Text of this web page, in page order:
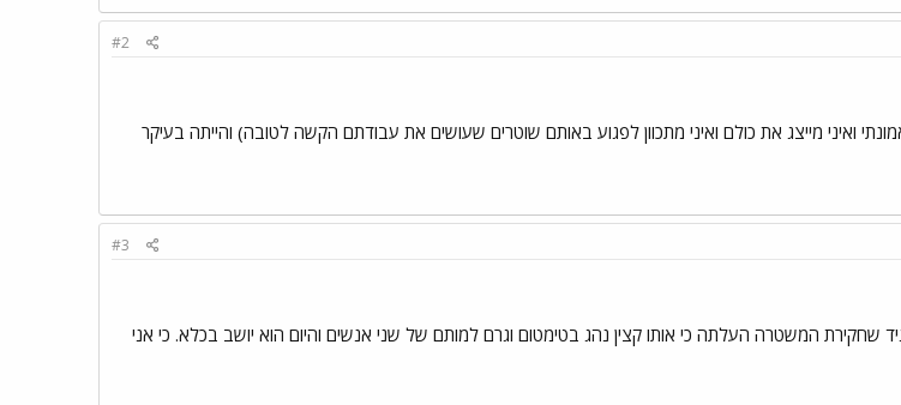
#2
לא הייתה כשרה ב100% (וזו דעתי ואמונתי ואיני מייצג את כולם ואיני מתכוון לפגוע באותם שוטרים שעושים את עבודתם הקשה לטובה) והייתה בעיקר
#3
שחקירת המשטרה העלתה כי אותו קצין נהג בטימטום וגרם למותם של שני אנשים והיום הוא יושב בכלא. כי אני